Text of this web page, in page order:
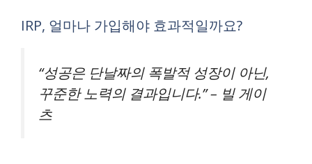
IRP, 얼마나 가입해야 효과적일까요?
“성공은 단날짜의 폭발적 성장이 아닌,
꾸준한 노력의 결과입니다.” – 빌 게이
츠